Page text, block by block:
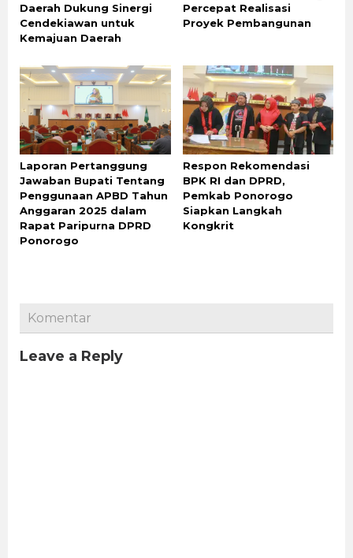
Daerah Dukung Sinergi
Cendekiawan untuk
Kemajuan Daerah
Percepat Realisasi
Proyek Pembangunan
Laporan Pertanggung
Jawaban Bupati Tentang
Penggunaan APBD Tahun
Anggaran 2025 dalam
Rapat Paripurna DPRD
Ponorogo
Respon Rekomendasi
BPK RI dan DPRD,
Pemkab Ponorogo
Siapkan Langkah
Kongkrit
Komentar
Leave a Reply